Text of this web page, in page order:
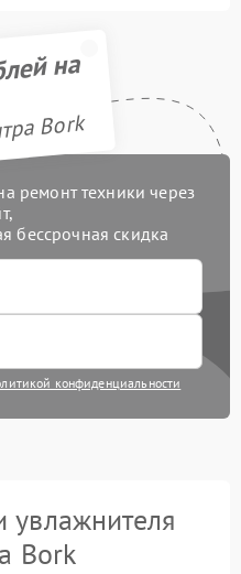
на
Bork
ремонт техники через
бессрочная скидка
конфиденциальности
увлажнителя
Bork